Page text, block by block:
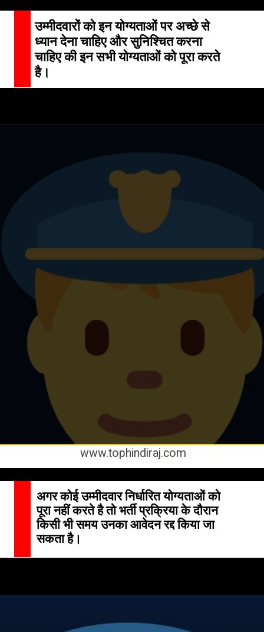
उम्मीदवारों को इन योग्यताओं पर अच्छे से
ध्यान देना चाहिए और सुनिश्चित करना
चाहिए की इन सभी योग्यताओं को पूरा करते
है।
www.tophindiraj.com
अगर कोई उम्मीदवार निर्धारित योग्यताओं को
पूरा नहीं करते है तो भर्ती प्रक्रिया के दौरान
किसी भी समय उनका आवेदन रद्द किया जा
सकता है।